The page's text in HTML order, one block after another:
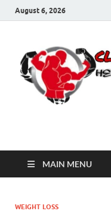
August 6, 2026
Click 2
MAIN MENU
WEIGHT LOSS